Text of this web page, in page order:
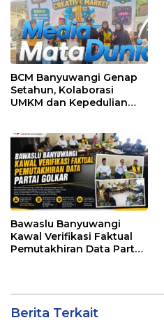
BCM Banyuwangi Genap
Setahun, Kolaborasi
UMKM dan Kepedulian
Bawaslu Banyuwangi
Kawal Verifikasi Faktual
Pemutakhiran Data Partai
Berita Terkait